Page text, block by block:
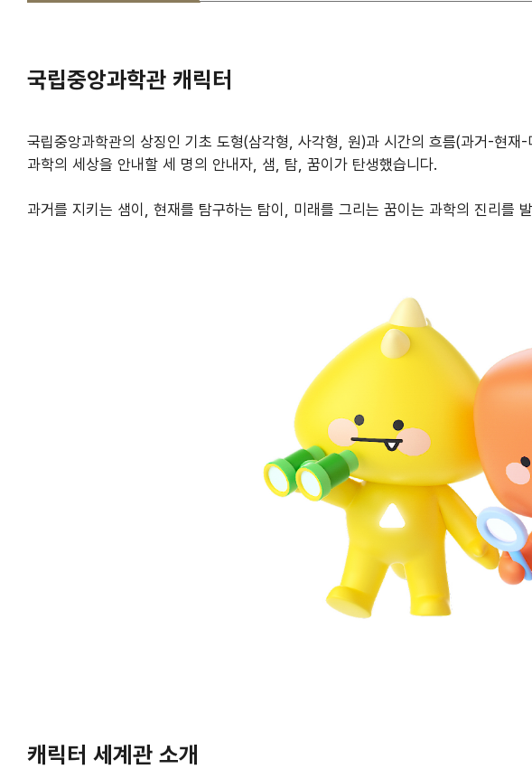
국립중앙과학관 캐릭터
국립중앙과학관의 상징인 기초 도형(삼각형, 사각형, 원)과 시간의 흐름(과거-현재-
과학의 세상을 안내할 세 명의 안내자, 샘, 탐, 꿈이가 탄생했습니다.
과거를 지키는 샘이, 현재를 탐구하는 탐이, 미래를 그리는 꿈이는 과학의 진리를
캐릭터 세계관 소개